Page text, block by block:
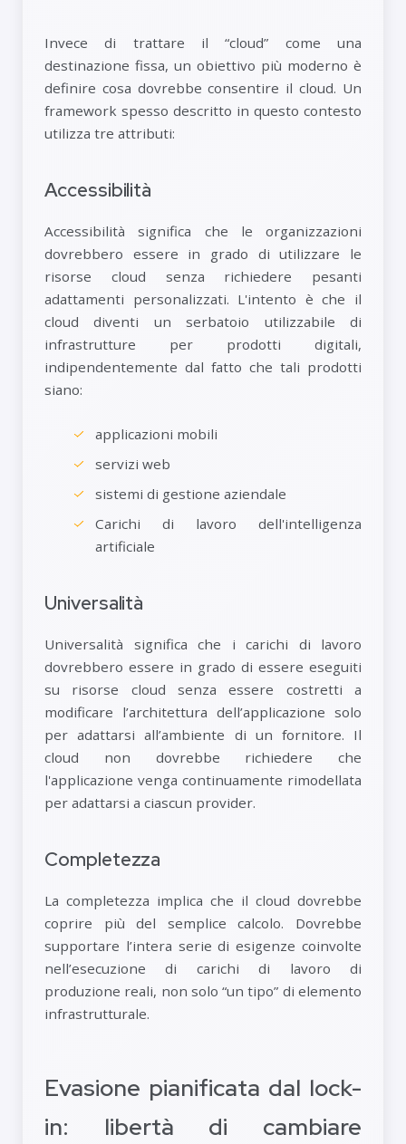
Invece di trattare il “cloud” come una
destinazione fissa, un obiettivo più moderno è
definire cosa dovrebbe consentire il cloud. Un
framework spesso descritto in questo contesto
utilizza tre attributi:
Accessibilità
Accessibilità significa che le organizzazioni
dovrebbero essere in grado di utilizzare le
risorse cloud senza richiedere pesanti
adattamenti personalizzati. L'intento è che il
cloud diventi un serbatoio utilizzabile di
infrastrutture per prodotti digitali,
indipendentemente dal fatto che tali prodotti
siano:
applicazioni mobili
servizi web
sistemi di gestione aziendale
Carichi di lavoro dell'intelligenza
artificiale
Universalità
Universalità significa che i carichi di lavoro
dovrebbero essere in grado di essere eseguiti
su risorse cloud senza essere costretti a
modificare l’architettura dell’applicazione solo
per adattarsi all’ambiente di un fornitore. Il
cloud non dovrebbe richiedere che
l'applicazione venga continuamente rimodellata
per adattarsi a ciascun provider.
Completezza
La completezza implica che il cloud dovrebbe
coprire più del semplice calcolo. Dovrebbe
supportare l’intera serie di esigenze coinvolte
nell’esecuzione di carichi di lavoro di
produzione reali, non solo “un tipo” di elemento
infrastrutturale.
Evasione pianificata dal lock-
in: libertà di cambiare